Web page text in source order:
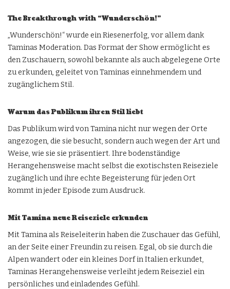
The Breakthrough with “Wunderschön!”
„Wunderschön!“ wurde ein Riesenerfolg, vor allem dank
Taminas Moderation. Das Format der Show ermöglicht es
den Zuschauern, sowohl bekannte als auch abgelegene Orte
zu erkunden, geleitet von Taminas einnehmendem und
zugänglichem Stil.
Warum das Publikum ihren Stil liebt
Das Publikum wird von Tamina nicht nur wegen der Orte
angezogen, die sie besucht, sondern auch wegen der Art und
Weise, wie sie sie präsentiert. Ihre bodenständige
Herangehensweise macht selbst die exotischsten Reiseziele
zugänglich und ihre echte Begeisterung für jeden Ort
kommt in jeder Episode zum Ausdruck.
Mit Tamina neue Reiseziele erkunden
Mit Tamina als Reiseleiterin haben die Zuschauer das Gefühl,
an der Seite einer Freundin zu reisen. Egal, ob sie durch die
Alpen wandert oder ein kleines Dorf in Italien erkundet,
Taminas Herangehensweise verleiht jedem Reiseziel ein
persönliches und einladendes Gefühl.